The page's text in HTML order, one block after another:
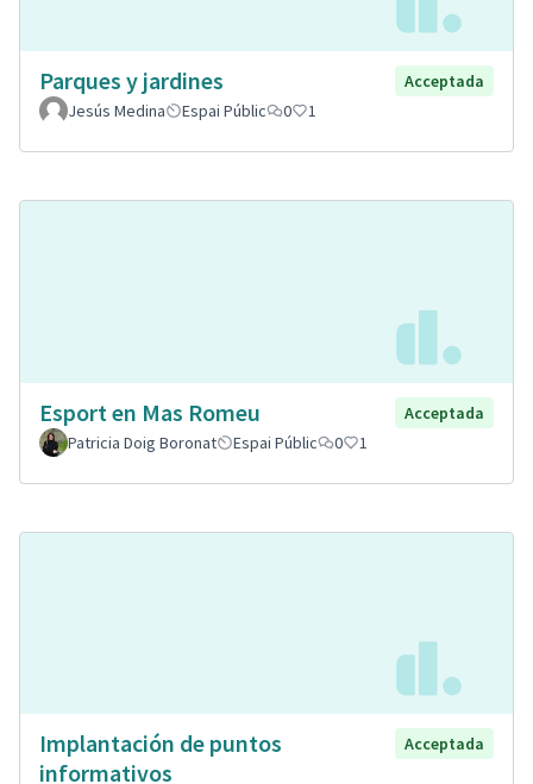
Parques y jardines
Acceptada
Jesús Medina
Espai Públic 0 1
Esport en Mas Romeu
Acceptada
Patricia Doig Boronat
Espai Públic 0 1
Implantación de puntos
informativos
Acceptada